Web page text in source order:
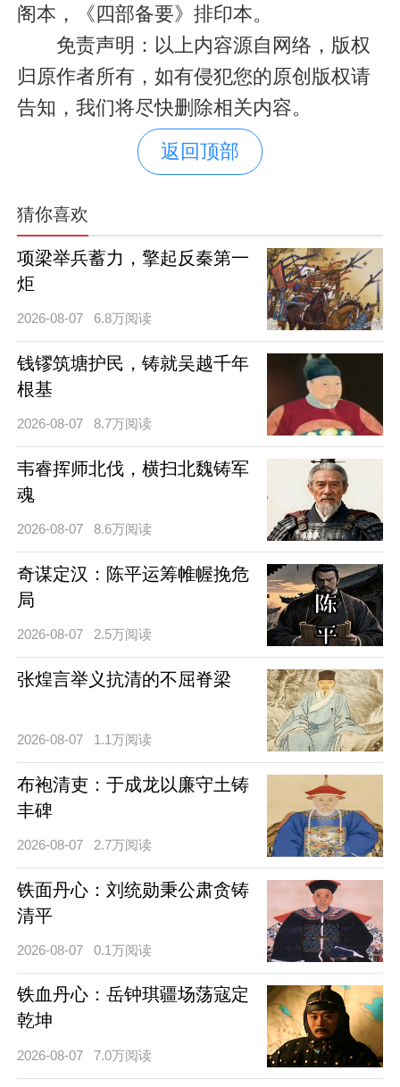
阁本，《四部备要》排印本。
免责声明：以上内容源自网络，版权
归原作者所有，如有侵犯您的原创版权请
告知，我们将尽快删除相关内容。
返回顶部
猜你喜欢
项梁举兵蓄力，擎起反秦第一
炬
2026-08-07 6.8万阅读
钱镠筑塘护民，铸就吴越千年
根基
2026-08-07 8.7万阅读
韦睿挥师北伐，横扫北魏铸军
魂
2026-08-07 8.6万阅读
奇谋定汉：陈平运筹帷幄挽危
局
2026-08-07 2.5万阅读
张煌言举义抗清的不屈脊梁
2026-08-07 1.1万阅读
布袍清吏：于成龙以廉守土铸
丰碑
2026-08-07 2.7万阅读
铁面丹心：刘统勋秉公肃贪铸
清平
2026-08-07 0.1万阅读
铁血丹心：岳钟琪疆场荡寇定
乾坤
2026-08-07 7.0万阅读